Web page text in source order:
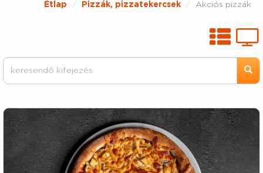
Étlap Pizzák, pizzatekercsek Akciós pizzák